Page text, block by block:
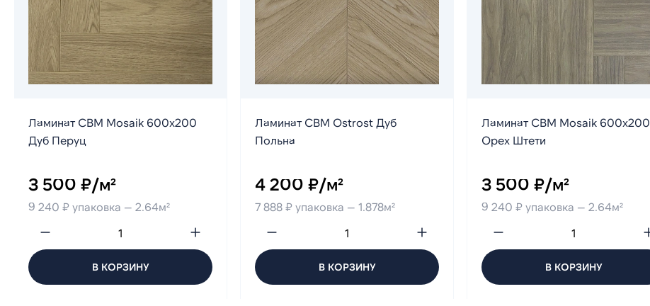
Ламинат CBM Mosaik 600х200
Дуб Перуц
3 500 ₽/м²
9 240 ₽ упаковка — 2.64м²
В КОРЗИНУ
Ламинат CBM Ostrost Дуб
Польна
4 200 ₽/м²
7 888 ₽ упаковка — 1.878м²
В КОРЗИНУ
Ламинат CBM Mosaik 600х200
Орех Штети
3 500 ₽/м²
9 240 ₽ упаковка — 2.64м²
В КОРЗИНУ